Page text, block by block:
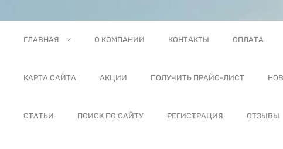
ГЛАВНАЯ О КОМПАНИИ КОНТАКТЫ ОПЛАТА
КАРТА САЙТА АКЦИИ ПОЛУЧИТЬ ПРАЙС-ЛИСТ
СТАТЬИ ПОИСК ПО САЙТУ РЕГИСТРАЦИЯ ОТЗЫВЫ